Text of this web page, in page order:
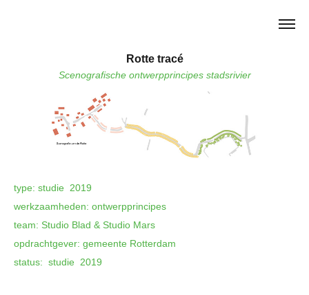
Rotte tracé
Scenografische ontwerpprincipes stadsrivier
type: studie 2019
werkzaamheden: ontwerpprincipes
team: Studio Blad & Studio Mars
opdrachtgever: gemeente Rotterdam
status: studie 2019